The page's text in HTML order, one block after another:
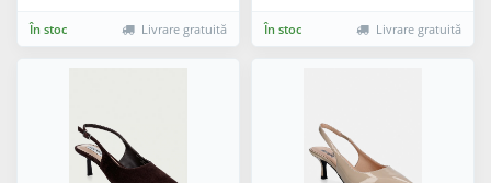
În stoc Livrare gratuită În stoc Livrare gratuită